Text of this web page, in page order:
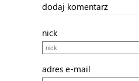
dodaj komentarz
nick
adres e-mail